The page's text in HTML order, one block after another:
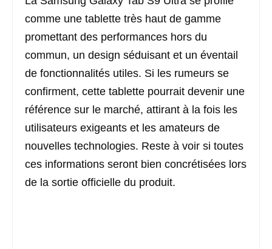
comme une tablette très haut de gamme
promettant des performances hors du
commun, un design séduisant et un éventail
de fonctionnalités utiles. Si les rumeurs se
confirment, cette tablette pourrait devenir une
référence sur le marché, attirant à la fois les
utilisateurs exigeants et les amateurs de
nouvelles technologies. Reste à voir si toutes
ces informations seront bien concrétisées lors
de la sortie officielle du produit.